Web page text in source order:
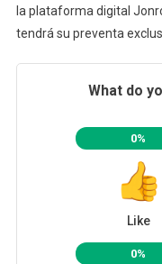
la plataforma digital
tendrá su preventa
What do
0%
Like
0%